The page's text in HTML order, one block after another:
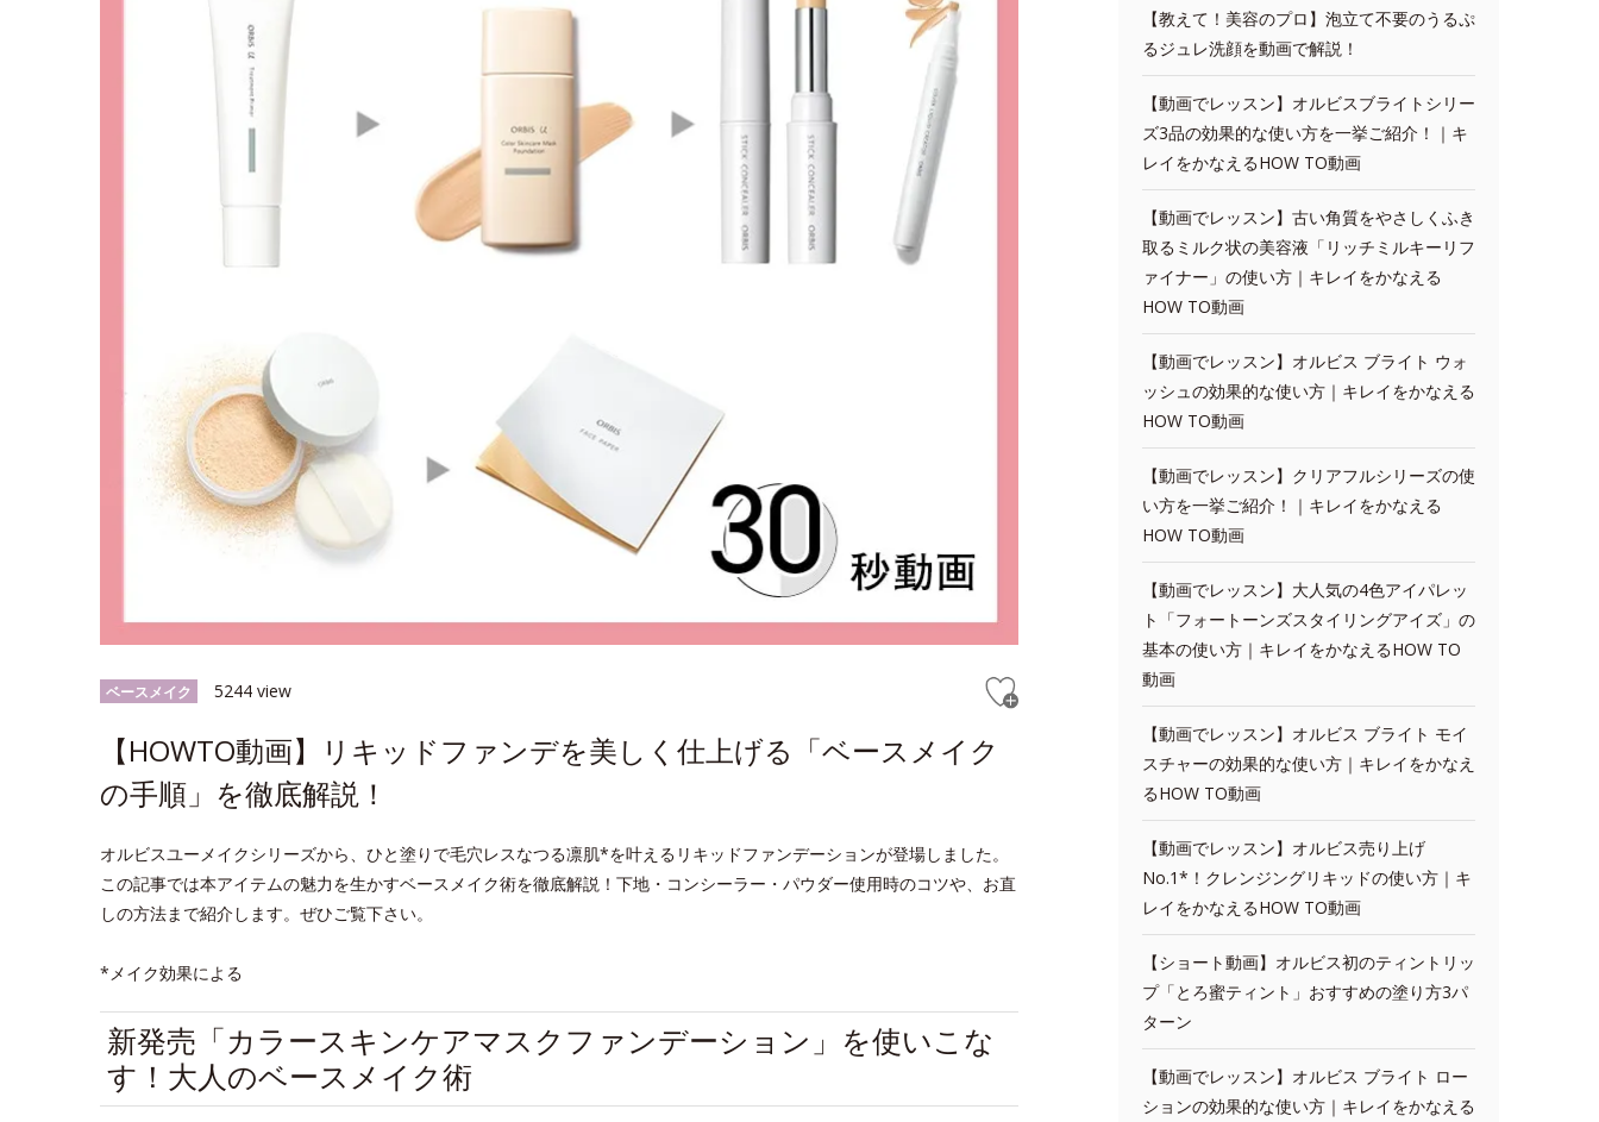
ベースメイク 5244 view
【HOWTO動画】リキッドファンデを美しく仕上げる「ベースメイク
の手順」を徹底解説！
オルビスユーメイクシリーズから、ひと塗りで毛穴レスなつる凛肌*を叶えるリキッドファンデーションが登場しました。
この記事では本アイテムの魅力を生かすベースメイク術を徹底解説！下地・コンシーラー・パウダー使用時のコツや、お直
しの方法まで紹介します。ぜひご覧下さい。
*メイク効果による
新発売「カラースキンケアマスクファンデーション」を使いこな
す！大人のベースメイク術
【教えて！美容のプロ】泡立て不要のうるぷ
るジュレ洗顔を動画で解説！
【動画でレッスン】オルビスブライトシリー
ズ3品の効果的な使い方を一挙ご紹介！｜キ
レイをかなえるHOW TO動画
【動画でレッスン】古い角質をやさしくふき
取るミルク状の美容液「リッチミルキーリフ
ァイナー」の使い方｜キレイをかなえる
HOW TO動画
【動画でレッスン】オルビス ブライト ウォ
ッシュの効果的な使い方｜キレイをかなえる
HOW TO動画
【動画でレッスン】クリアフルシリーズの使
い方を一挙ご紹介！｜キレイをかなえる
HOW TO動画
【動画でレッスン】大人気の4色アイパレッ
ト「フォートーンズスタイリングアイズ」の
基本の使い方｜キレイをかなえるHOW TO
動画
【動画でレッスン】オルビス ブライト モイ
スチャーの効果的な使い方｜キレイをかなえ
るHOW TO動画
【動画でレッスン】オルビス売り上げ
No.1*！クレンジングリキッドの使い方｜キ
レイをかなえるHOW TO動画
【ショート動画】オルビス初のティントリッ
プ「とろ蜜ティント」おすすめの塗り方3パ
ターン
【動画でレッスン】オルビス ブライト ロー
ションの効果的な使い方｜キレイをかなえる